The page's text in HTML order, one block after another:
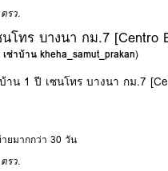
รว.
โทร บางนา กม.7 [Centro
เช่าบ้าน kheha_samut_prakan)
าน 1 ปี เซนโทร บางนา กม.7
ยมากกว่า 30 วัน
รว.